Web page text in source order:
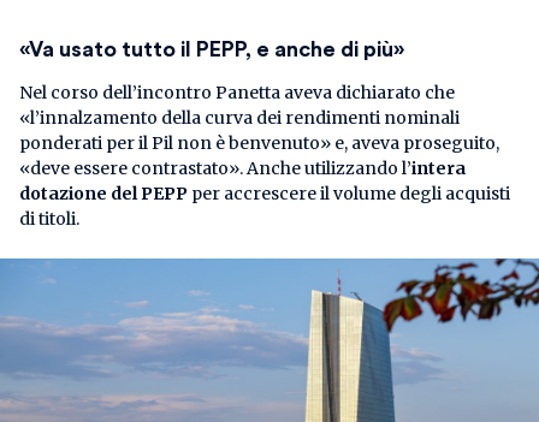
«Va usato tutto il PEPP, e anche di più»
Nel corso dell’incontro Panetta aveva dichiarato che
«l’innalzamento della curva dei rendimenti nominali
ponderati per il Pil non è benvenuto» e, aveva proseguito,
«deve essere contrastato». Anche utilizzando l’intera
dotazione del PEPP per accrescere il volume degli acquisti
di titoli.